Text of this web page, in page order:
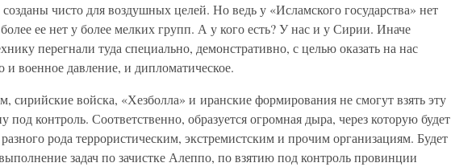
чисто для воздушных целей. Но ведь у «Исламского государства» нет
ее нет у более мелких групп. А у кого есть? У нас и у Сирии. Иначе
перегнали туда специально, демонстративно, с целью оказать на нас
и военное давление, и дипломатическое.
сирийские войска, «Хезболла» и иранские формирования не смогут взять эту
под контроль. Соответственно, образуется огромная дыра, через которую будет
рода террористическим, экстремистским и прочим организациям. Будет
выполнение задач по зачистке Алеппо, по взятию под контроль провинции